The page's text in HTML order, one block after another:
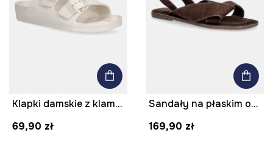
Klapki damskie z klamrami
69,90 zł
Sandały na płaskim obcasie damskie zamszowe
169,90 zł